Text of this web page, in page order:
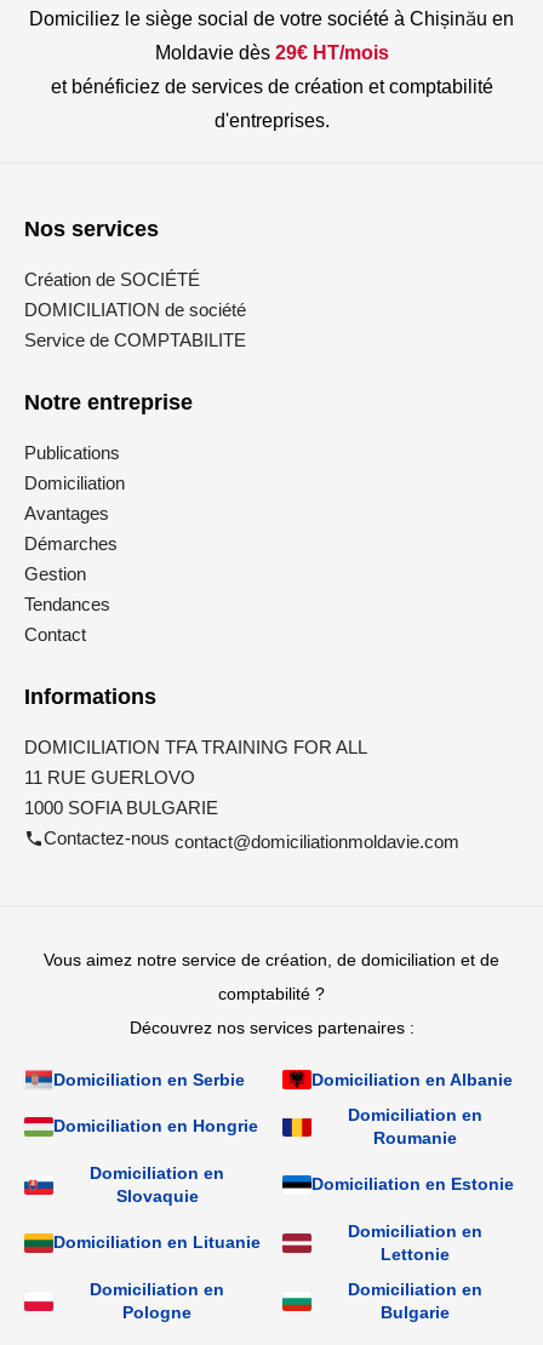
Domiciliez le siège social de votre société à Chișinău en
Moldavie dès 29€ HT/mois
et bénéficiez de services de création et comptabilité
d'entreprises.
Nos services
Création de SOCIÉTÉ
DOMICILIATION de société
Service de COMPTABILITE
Notre entreprise
Publications
Domiciliation
Avantages
Démarches
Gestion
Tendances
Contact
Informations
DOMICILIATION TFA TRAINING FOR ALL
11 RUE GUERLOVO
1000 SOFIA BULGARIE
Contactez-nous contact@domiciliationmoldavie.com
Vous aimez notre service de création, de domiciliation et de
comptabilité ?
Découvrez nos services partenaires :
Domiciliation en Serbie Domiciliation en Albanie
Domiciliation en Hongrie
Domiciliation en
Roumanie
Domiciliation en
Slovaquie
Domiciliation en Estonie
Domiciliation en Lituanie
Domiciliation en
Lettonie
Domiciliation en
Pologne
Domiciliation en
Bulgarie